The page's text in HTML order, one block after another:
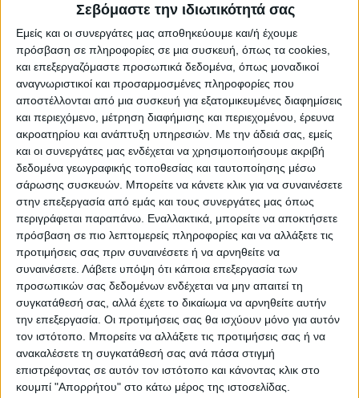
Σεβόμαστε την ιδιωτικότητά σας
Εμείς και οι συνεργάτες μας αποθηκεύουμε και/ή έχουμε
πρόσβαση σε πληροφορίες σε μια συσκευή, όπως τα cookies,
και επεξεργαζόμαστε προσωπικά δεδομένα, όπως μοναδικοί
αναγνωριστικοί και προσαρμοσμένες πληροφορίες που
αποστέλλονται από μια συσκευή για εξατομικευμένες διαφημίσεις
και περιεχόμενο, μέτρηση διαφήμισης και περιεχομένου, έρευνα
ακροατηρίου και ανάπτυξη υπηρεσιών. Με την άδειά σας, εμείς
και οι συνεργάτες μας ενδέχεται να χρησιμοποιήσουμε ακριβή
δεδομένα γεωγραφικής τοποθεσίας και ταυτοποίησης μέσω
σάρωσης συσκευών. Μπορείτε να κάνετε κλικ για να συναινέσετε
στην επεξεργασία από εμάς και τους συνεργάτες μας όπως
περιγράφεται παραπάνω. Εναλλακτικά, μπορείτε να αποκτήσετε
πρόσβαση σε πιο λεπτομερείς πληροφορίες και να αλλάξετε τις
προτιμήσεις σας πριν συναινέσετε ή να αρνηθείτε να
συναινέσετε. Λάβετε υπόψη ότι κάποια επεξεργασία των
προσωπικών σας δεδομένων ενδέχεται να μην απαιτεί τη
συγκατάθεσή σας, αλλά έχετε το δικαίωμα να αρνηθείτε αυτήν
την επεξεργασία. Οι προτιμήσεις σας θα ισχύουν μόνο για αυτόν
τον ιστότοπο. Μπορείτε να αλλάξετε τις προτιμήσεις σας ή να
ανακαλέσετε τη συγκατάθεσή σας ανά πάσα στιγμή
επιστρέφοντας σε αυτόν τον ιστότοπο και κάνοντας κλικ στο
κουμπί "Απορρήτου" στο κάτω μέρος της ιστοσελίδας.
https://neosagon.gr
Η Αρχαιότερη Καθημερινή Πρωινή Εφημερίδα της Καρδίτσας
ΠΑΡΟΜΟΙΑ ΑΡΘΡΑ